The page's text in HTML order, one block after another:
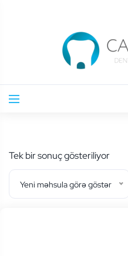
Tek bir sonuç gösteriliyor
Yeni məhsula görə göstər